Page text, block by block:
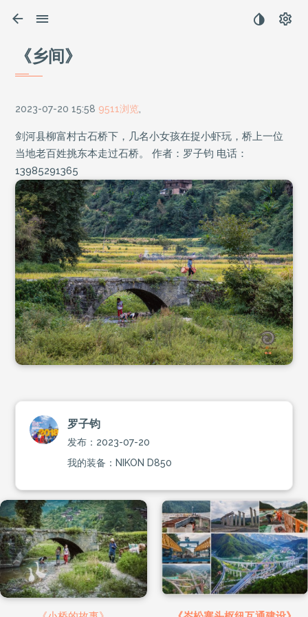
《乡间》
2023-07-20 15:58 9511浏览
剑河县柳富村古石桥下，几名小女孩在捉小虾玩，桥上一位
当地老百姓挑东本走过石桥。 作者：罗子钧 电话：
13985291365
罗子钧
发布：2023-07-20
我的装备：NIKON D850